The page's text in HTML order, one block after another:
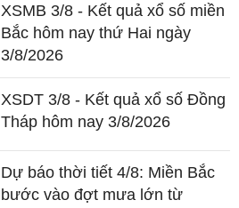
XSMB 3/8 - Kết quả xổ số miền
Bắc hôm nay thứ Hai ngày
3/8/2026
XSDT 3/8 - Kết quả xổ số Đồng
Tháp hôm nay 3/8/2026
Dự báo thời tiết 4/8: Miền Bắc
bước vào đợt mưa lớn từ